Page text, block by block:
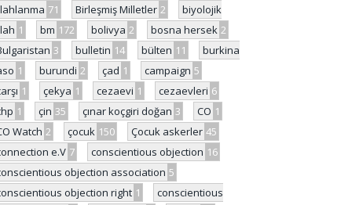
71 Birleşmiş Milletler 2
biyolojik
1 bm 172 bolivya 2 bosna hersek 2
3 bulletin 14 bülten 11
burkina
1 burundi 2 çad 1 campaign 5
1 çekya 1 cezaevi 1 cezaevleri 6
1 çin 35 çınar koçgiri doğan 3 CO 1
Watch 2 çocuk 150 Çocuk askerler 45
e.V 7 conscientious objection 16
objection association 5
objection right 1
conscientious